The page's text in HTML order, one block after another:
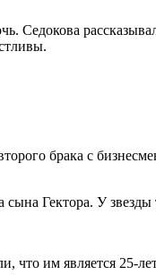
Седокова
брака с
Гектора. У
что им является 25-